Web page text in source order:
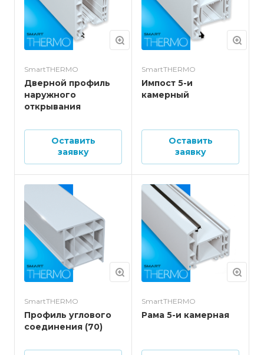
SmartTHERMO
Дверной профиль
наружного
открывания
Оставить
заявку
SmartTHERMO
Импост 5-и
камерный
Оставить
заявку
SmartTHERMO
Профиль углового
соединения (70)
SmartTHERMO
Рама 5-и камерная